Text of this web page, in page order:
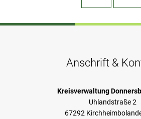
Anschrift &
Kreisverwaltung
Uhlandstraße 2
67292